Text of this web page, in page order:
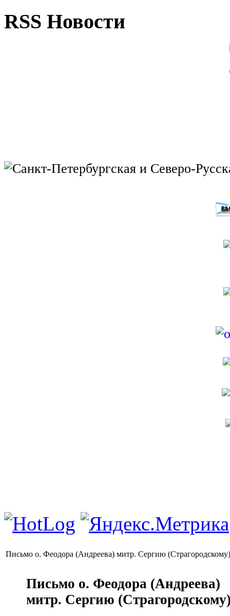
RSS Новости
Письмо о. Феодора (Андреева) митр. Сергию (Страгородскому)
Письмо о. Феодора (Андреева)
митр. Сергию